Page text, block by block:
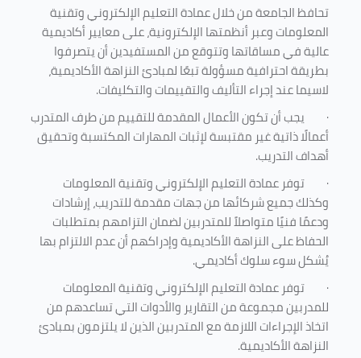
تحافظ الجامعة من خلال عمادة التعليم الإلكتروني وتقنية
المعلومات وعبر أنظمتها الإلكترونية، على معايير أكاديمية
عالية في مساقاتها وتتوقع من المستفيدين أن يتصرفوا
بطريقة احترافية مسؤولة تبعًا لمبادئ النزاهة الأكاديمية،
لاسيما عند إجراء التأليف والتقييمات والتكليفات.
· يجب أن تكون الأعمال المقدمة للتقييم من طرف المتدرب
أعمالًا ذاتية غير مقتبسة لإثبات المهارات المكتسبة وتحقيق
أهداف التدريب.
· توفر عمادة التعليم الإلكتروني وتقنية المعلومات
وكذلك جميع شركائها من جهات مقدمة للتدريب، إرشادات
ودعمًا فنيًا متواصلاً للمتدربين لضمان التزامهم بمتطلبات
الحفاظ على النزاهة الأكاديمية وإدراكهم أن عدم الالتزام بها
يُشكل سوء سلوك أكاديمي.
· توفر عمادة التعليم الإلكتروني وتقنية المعلومات
للمدربين مجموعة من التقارير والأدوات التي تساعدهم من
اتخاذ الإجراءات اللازمة مع المتدربين الذين لا يلتزمون بمبادئ
النزاهة الأكاديمية.